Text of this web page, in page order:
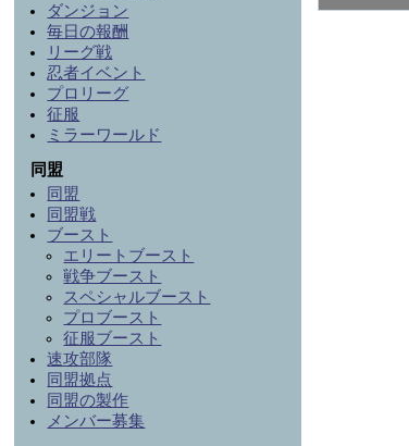
ダンジョン
毎日の報酬
リーグ戦
忍者イベント
プロリーグ
征服
ミラーワールド
同盟
同盟
同盟戦
ブースト
エリートブースト
戦争ブースト
スペシャルブースト
プロブースト
征服ブースト
速攻部隊
同盟拠点
同盟の製作
メンバー募集